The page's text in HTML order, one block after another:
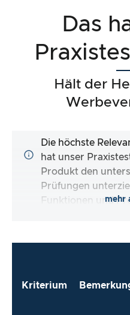
Das
Hält der
Die höchste
hat unser
Produkt den
Prüfungen
Funktionen undmehr
Kriterium